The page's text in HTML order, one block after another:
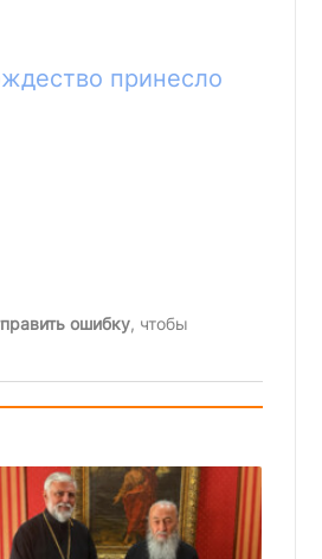
принесло
ошибку, чтобы